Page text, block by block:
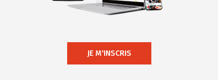
JE M'INSCRIS